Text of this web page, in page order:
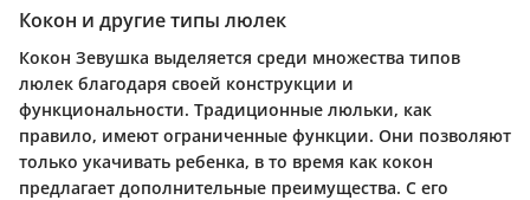
Кокон и другие типы люлек
Кокон Зевушка выделяется среди множества типов
люлек благодаря своей конструкции и
функциональности. Традиционные люльки, как
правило, имеют ограниченные функции. Они позволяют
только укачивать ребенка, в то время как кокон
предлагает дополнительные преимущества. С его